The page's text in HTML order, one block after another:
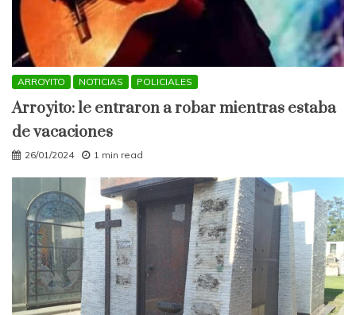
ARROYITO NOTICIAS POLICIALES
Arroyito: le entraron a robar mientras estaba
de vacaciones
26/01/2024 1 min read